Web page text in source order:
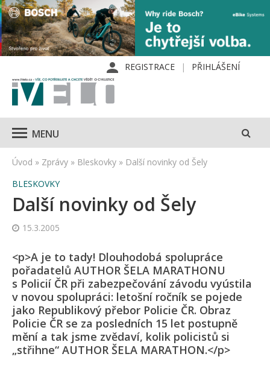
REGISTRACE PŘIHLÁŠENÍ
MENU
Úvod » Zprávy » Bleskovky » Další novinky od Šely
BLESKOVKY
Další novinky od Šely
15.3.2005
<p>A je to tady! Dlouhodobá spolupráce
pořadatelů AUTHOR ŠELA MARATHONU
s Policií ČR při zabezpečování závodu vyústila
v novou spolupráci: letošní ročník se pojede
jako Republikový přebor Policie ČR. Obraz
Policie ČR se za posledních 15 let postupně
mění a tak jsme zvědaví, kolik policistů si
„střihne“ AUTHOR ŠELA MARATHON.</p>